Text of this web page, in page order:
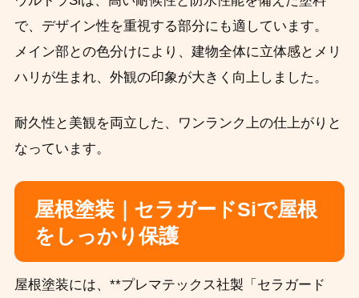
で、デザイン性を重視する部分にも適しています。
メイン部との色分けにより、建物全体に立体感とメリ
ハリが生まれ、外観の印象が大きく向上しました。
耐久性と美観を両立した、ワンランク上の仕上がりと
なっています。
屋根塗装｜セラガードSiで屋根
をしっかり保護
屋根塗装には、**プレマテックス社製「セラガード